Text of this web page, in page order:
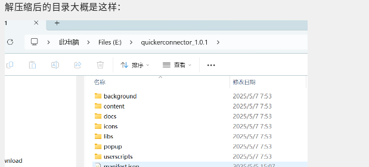
解压缩后的目录大概是这样：